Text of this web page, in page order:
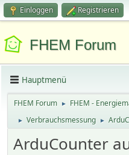
Einloggen Registrieren
FHEM Forum
Hauptmenü
FHEM Forum ► FHEM -
► Verbrauchsmessung ►
ArduCounter